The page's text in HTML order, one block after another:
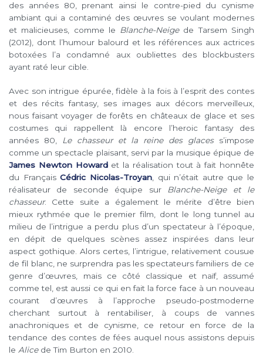
des années 80, prenant ainsi le contre-pied du cynisme
ambiant qui a contaminé des œuvres se voulant modernes
et malicieuses, comme le Blanche-Neigede Tarsem Singh
(2012), dont l’humour balourd et les références aux actrices
botoxées l’a condamné aux oubliettes des blockbusters
ayant raté leur cible.
Avec son intrigue épurée, fidèle à la fois à l’esprit des contes
et des récits fantasy, ses images aux décors merveilleux,
nous faisant voyager de forêts en châteaux de glace et ses
costumes qui rappellent là encore l’heroic fantasy des
années 80,
Le chasseur et la reine des glacess’impose
comme un spectacle plaisant, servi par la musique épique de
James Newton Howardet la réalisation tout à fait honnête
du FrançaisCédric Nicolas-Troyan, qui n’était autre que le
réalisateur de seconde équipe sur
Blanche-Neige et le
chasseur. Cette suite a également le mérite d’être bien
mieux rythmée que le premier film, dont le long tunnel au
milieu de l’intrigue a perdu plus d’un spectateur à l’époque,
en dépit de quelques scènes assez inspirées dans leur
aspect gothique. Alors certes, l’intrigue, relativement cousue
de fil blanc, ne surprendra pas les spectateurs familiers de ce
genre d’œuvres, mais ce côté classique et naïf, assumé
comme tel, est aussi ce qui en fait la force face à un nouveau
courant d’œuvres à l’approche pseudo-postmoderne
cherchant surtout à rentabiliser, à coups de vannes
anachroniques et de cynisme, ce retour en force de la
tendance des contes de fées auquel nous assistons depuis
le Alicede Tim Burton en 2010.